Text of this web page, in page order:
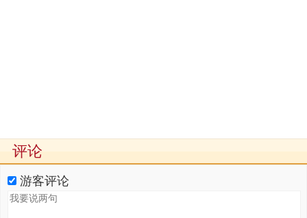
评论
游客评论